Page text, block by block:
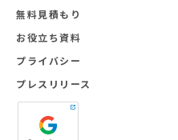
無料見積もり
お役立ち資料
プライバシー
プレスリリース